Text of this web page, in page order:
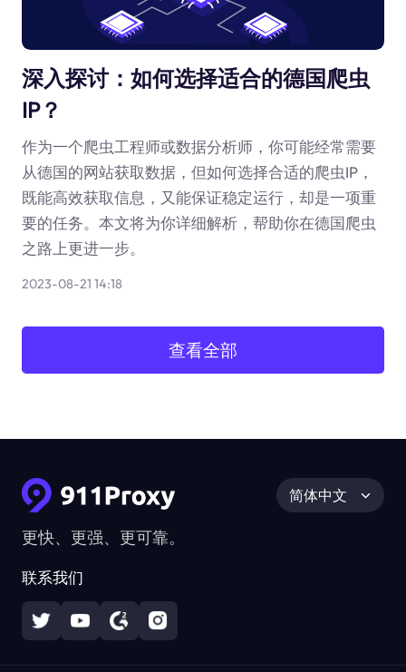
深入探讨：如何选择适合的德国爬虫
IP？
作为一个爬虫工程师或数据分析师，你可能经常需要
从德国的网站获取数据，但如何选择合适的爬虫IP，
既能高效获取信息，又能保证稳定运行，却是一项重
要的任务。本文将为你详细解析，帮助你在德国爬虫
之路上更进一步。
2023-08-21 14:18
查看全部
更快、更强、更可靠。
联系我们
简体中文